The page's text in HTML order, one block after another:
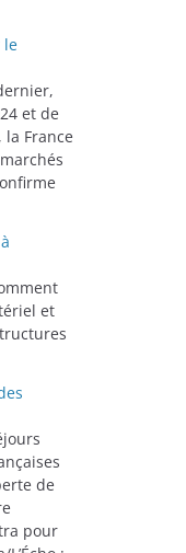
le
et de
France
et
de
pour